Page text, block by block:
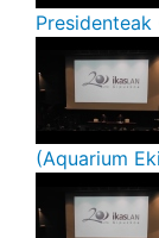
(Aquarium